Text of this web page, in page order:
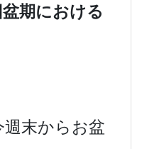
盆期における
週末からお盆